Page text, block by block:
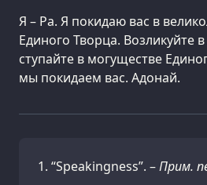
Я – Ра. Я покидаю вас в
Единого Творца. Возликуйте
ступайте в могуществе
мы покидаем вас. Адонай.
“Speakingness”. –Прим.